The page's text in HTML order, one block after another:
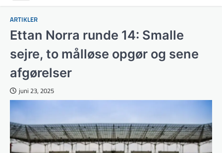
ARTIKLER
Ettan Norra runde 14: Smalle
sejre, to målløse opgør og sene
afgørelser
juni 23, 2025